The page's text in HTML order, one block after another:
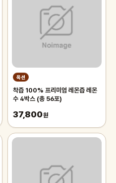
옥션
착즙 100% 프리미엄 레몬즙 레몬
수 4박스 (총 56포)
37,800원